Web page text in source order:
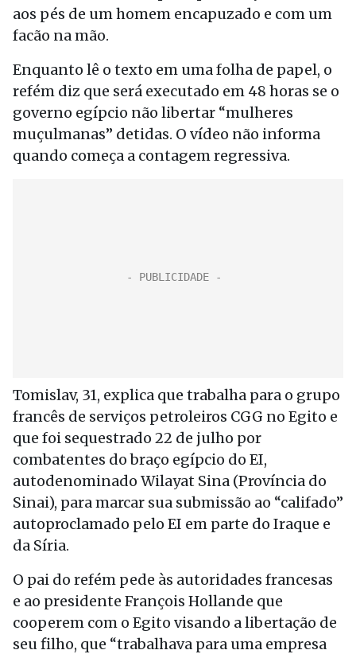
aos pés de um homem encapuzado e com um
facão na mão.
Enquanto lê o texto em uma folha de papel, o
refém diz que será executado em 48 horas se o
governo egípcio não libertar “mulheres
muçulmanas” detidas. O vídeo não informa
quando começa a contagem regressiva.
Tomislav, 31, explica que trabalha para o grupo
francês de serviços petroleiros CGG no Egito e
que foi sequestrado 22 de julho por
combatentes do braço egípcio do EI,
autodenominado Wilayat Sina (Província do
Sinai), para marcar sua submissão ao “califado”
autoproclamado pelo EI em parte do Iraque e
da Síria.
O pai do refém pede às autoridades francesas
e ao presidente François Hollande que
cooperem com o Egito visando a libertação de
seu filho, que “trabalhava para uma empresa